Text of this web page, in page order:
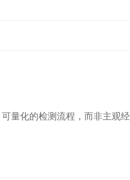
量化的检测流程‌，而非主观